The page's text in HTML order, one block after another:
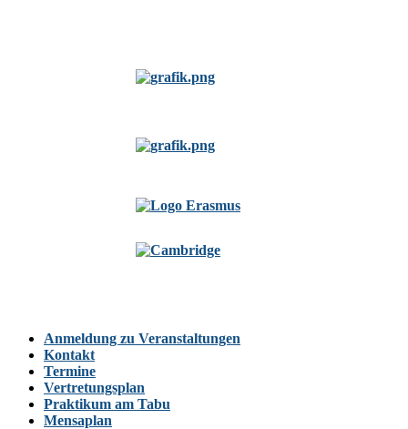
Anmeldung zu Veranstaltungen
Kontakt
Termine
Vertretungsplan
Praktikum am Tabu
Mensaplan